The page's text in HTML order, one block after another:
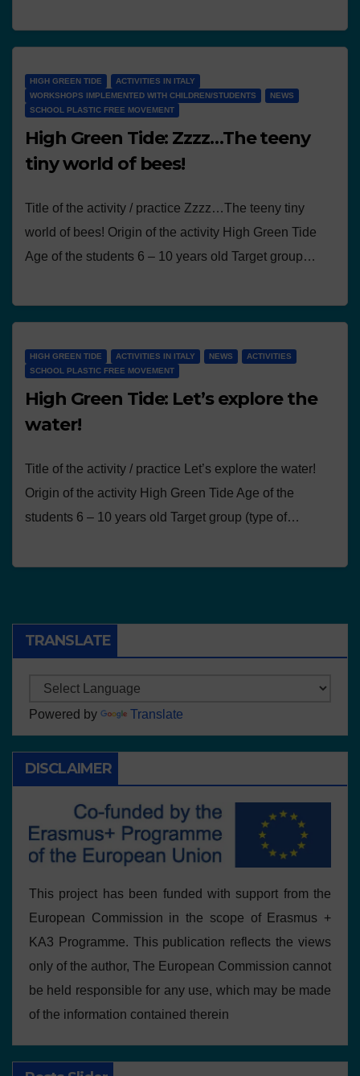
HIGH GREEN TIDE
ACTIVITIES IN ITALY
WORKSHOPS IMPLEMENTED WITH CHILDREN/STUDENTS
NEWS
SCHOOL PLASTIC FREE MOVEMENT
High Green Tide: Zzzz…The teeny
tiny world of bees!
Title of the activity / practice Zzzz…The teeny tiny
world of bees! Origin of the activity High Green Tide
Age of the students 6 – 10 years old Target group…
HIGH GREEN TIDE ACTIVITIES IN ITALY NEWS
ACTIVITIES
SCHOOL PLASTIC FREE MOVEMENT
High Green Tide: Let’s explore the
water!
Title of the activity / practice Let’s explore the water!
Origin of the activity High Green Tide Age of the
students 6 – 10 years old Target group (type of…
TRANSLATE
Powered by Translate
DISCLAIMER
This project has been funded with support from the
European Commission in the scope of Erasmus +
KA3 Programme. This publication reflects the views
only of the author, The European Commission cannot
be held responsible for any use, which may be made
of the information contained therein